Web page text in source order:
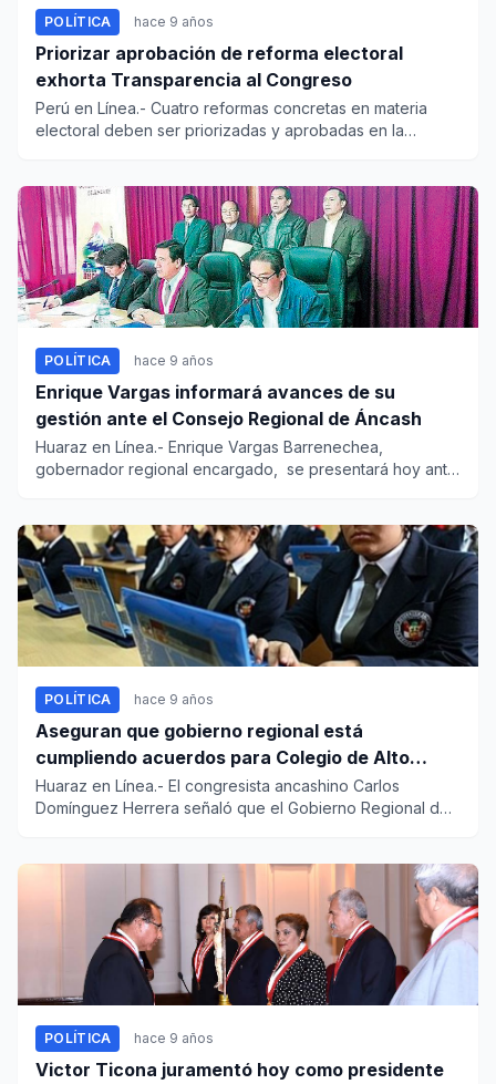
POLÍTICA hace 9 años
Priorizar aprobación de reforma electoral
exhorta Transparencia al Congreso
Perú en Línea.- Cuatro reformas concretas en materia
electoral deben ser priorizadas y aprobadas en la
POLÍTICA hace 9 años
Enrique Vargas informará avances de su
gestión ante el Consejo Regional de Áncash
Huaraz en Línea.- Enrique Vargas Barrenechea,
gobernador regional encargado, se presentará hoy ante
POLÍTICA hace 9 años
Aseguran que gobierno regional está
cumpliendo acuerdos para Colegio de Alto
Rendimiento en Áncash
Huaraz en Línea.- El congresista ancashino Carlos
Domínguez Herrera señaló que el Gobierno Regional de
POLÍTICA hace 9 años
Victor Ticona juramentó hoy como presidente